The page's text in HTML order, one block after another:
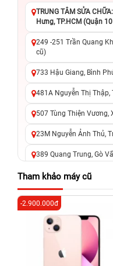
TRUNG TÂM SỬA
Hưng, TP.HCM (Quận
249 -251 Trần Quang
cũ)
733 Hậu Giang, Bình
481A Nguyễn Thị Thập,
507 Tùng Thiện Vương,
23M Nguyễn Ảnh Thủ,
389 Quang Trung, Gò
625 - 625A Âu Cơ, Tân
326 Lê Văn Việt, Tăng
Đức cũ)
256 Võ Văn Ngân, Thủ
Đức Cũ)
70 Nguyễn An Ninh, Dĩ
Tham khảo máy cũ
-2.900.000đ